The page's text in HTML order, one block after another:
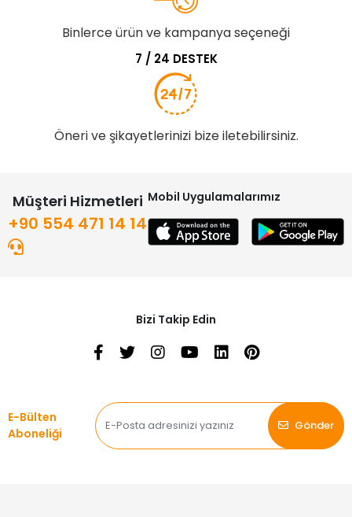
Binlerce ürün ve kampanya seçeneği
7 / 24 DESTEK
Öneri ve şikayetlerinizi bize iletebilirsiniz.
Müşteri Hizmetleri
+90 554 471 14 14
Mobil Uygulamalarımız
Bizi Takip Edin
E-Bülten
Aboneliği
Gönder